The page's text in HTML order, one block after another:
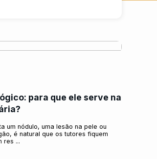
para que ele serve na
um nódulo, uma lesão na pele ou
é natural que os tutores fiquem
res ...